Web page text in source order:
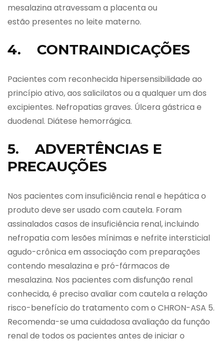
mesalazina atravessam a placenta ou
estão presentes no leite materno.
4. CONTRAINDICAÇÕES
Pacientes com reconhecida hipersensibilidade ao
princípio ativo, aos salicilatos ou a qualquer um dos
excipientes. Nefropatias graves. Úlcera gástrica e
duodenal. Diátese hemorrágica.
5. ADVERTÊNCIAS E
PRECAUÇÕES
Nos pacientes com insuficiência renal e hepática o
produto deve ser usado com cautela. Foram
assinalados casos de insuficiência renal, incluindo
nefropatia com lesões mínimas e nefrite intersticial
agudo-crônica em associação com preparações
contendo mesalazina e pró-fármacos de
mesalazina. Nos pacientes com disfunção renal
conhecida, é preciso avaliar com cautela a relação
risco-benefício do tratamento com o CHRON-ASA 5.
Recomenda-se uma cuidadosa avaliação da função
renal de todos os pacientes antes de iniciar o